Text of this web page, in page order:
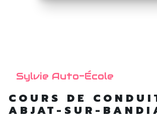
Sylvie Auto-École
COURS DE
ABJAT-SUR-